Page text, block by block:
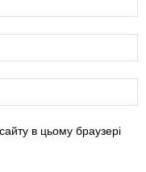
в цьому браузері